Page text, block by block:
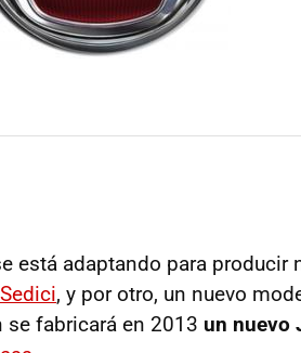
está adaptando para producir
, y por otro, un nuevo
fabricará en 2013 un nuevo